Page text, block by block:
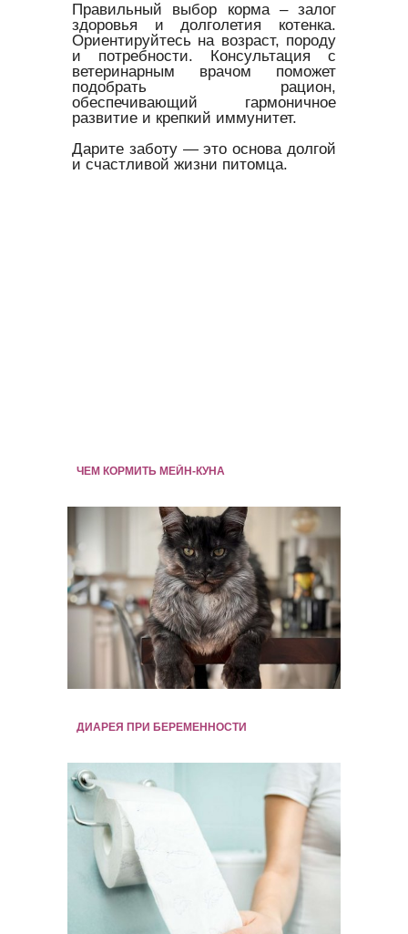
Правильный выбор корма – залог
здоровья и долголетия котенка.
Ориентируйтесь на возраст, породу
и потребности. Консультация с
ветеринарным врачом поможет
подобрать рацион,
обеспечивающий гармоничное
развитие и крепкий иммунитет.
Дарите заботу — это основа долгой
и счастливой жизни питомца.
ЧЕМ КОРМИТЬ МЕЙН-КУНА
ДИАРЕЯ ПРИ БЕРЕМЕННОСТИ